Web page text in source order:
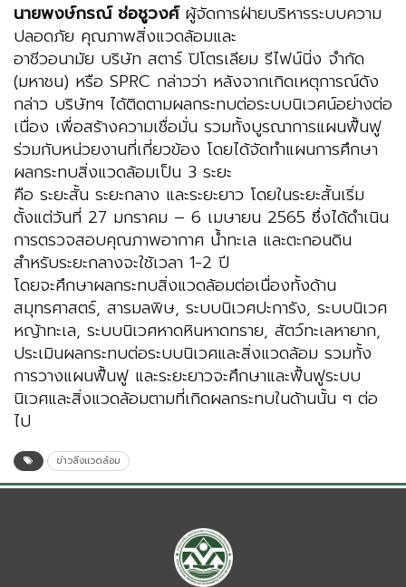
นายพงษ์กรณ์ ช่อชูวงศ์ผู้จัดการฝ่ายบริหารระบบความ
ปลอดภัย คุณภาพสิ่งแวดล้อมและ
อาชีวอนามัย บริษัท สตาร์ ปิโตรเลียม รีไฟน์นิ่ง จำกัด
(มหาชน) หรือ SPRC กล่าวว่า หลังจากเกิดเหตุการณ์ดัง
กล่าว บริษัทฯ ได้ติดตามผลกระทบต่อระบบนิเวศน์อย่างต่อ
เนื่อง เพื่อสร้างความเชื่อมั่น รวมทั้งบูรณาการแผนฟื้นฟู
ร่วมกับหน่วยงานที่เกี่ยวข้อง โดยได้จัดทำแผนการศึกษา
ผลกระทบสิ่งแวดล้อมเป็น 3 ระยะ
คือ ระยะสั้น ระยะกลาง และระยะยาว โดยในระยะสั้นเริ่ม
ตั้งแต่วันที่ 27 มกราคม – 6 เมษายน 2565 ซึ่งได้ดำเนิน
การตรวจสอบคุณภาพอากาศ น้ำทะเล และตะกอนดิน
สำหรับระยะกลางจะใช้เวลา 1-2 ปี
โดยจะศึกษาผลกระทบสิ่งแวดล้อมต่อเนื่องทั้งด้าน
สมุทรศาสตร์, สารมลพิษ, ระบบนิเวศปะการัง, ระบบนิเวศ
หญ้าทะเล, ระบบนิเวศหาดหินหาดทราย, สัตว์ทะเลหายาก,
ประเมินผลกระทบต่อระบบนิเวศและสิ่งแวดล้อม รวมทั้ง
การวางแผนฟื้นฟู และระยะยาวจะศึกษาและฟื้นฟูระบบ
นิเวศและสิ่งแวดล้อมตามที่เกิดผลกระทบในด้านนั้น ๆ ต่อ
ไป
ข่าวสิ่งแวดล้อม